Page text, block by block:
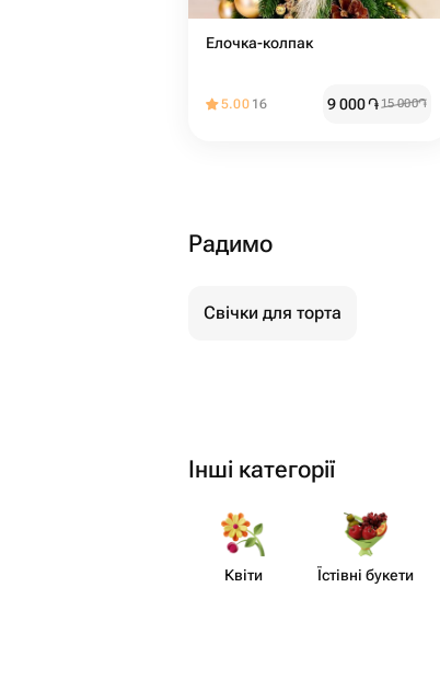
Елочка-колпак
5.00 16 9 000֏15 000֏
Радимо
Свічки для торта
Інші категорії
Квіти Їстівні букети